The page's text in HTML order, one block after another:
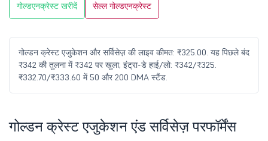
गोल्डएनक्रेस्ट खरीदें सेल्ल गोल्डएनक्रेस्ट
गोल्डन क्रेस्ट एजुकेशन और सर्विसेज़ की लाइव कीमत: ₹325.00. यह पिछले बंद
₹342 की तुलना में ₹342 पर खुला; इंट्रा-डे हाई/लो: ₹342/₹325.
₹332.70/₹333.60 में 50 और 200 DMA स्टैंड.
गोल्डन क्रेस्ट एजुकेशन एंड सर्विसेज़ परफॉर्मेंस